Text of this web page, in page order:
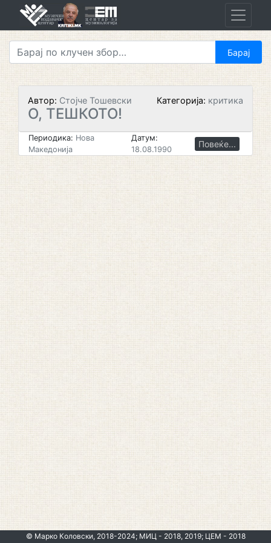
Автор: Стојче Тошевски Категорија: критика
О, ТЕШКОТО!
Периодика: Нова
Македонија
Датум:
18.08.1990
Повеќе...
© Марко Коловски, 2018-2024; МИЦ - 2018, 2019; ЦЕМ - 2018